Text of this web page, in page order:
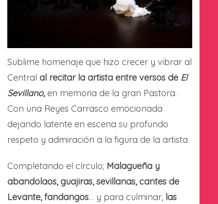
Sublime homenaje que hizo crecer y vibrar al
Central al recitar la artista entre versos de El
Sevillano, en memoria de la gran Pastora.
Con una Reyes Carrasco emocionada
dejando latente en escena su profundo
respeto y admiración a la figura de la artista.
Completando el círculo; Malagueña y
abandolaos, guajiras, sevillanas, cantes de
Levante, fandangos… y para culminar, las